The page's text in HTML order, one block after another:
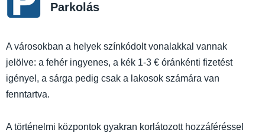
Parkolás
A városokban a helyek színkódolt vonalakkal vannak
jelölve: a fehér ingyenes, a kék 1-3 € óránkénti fizetést
igényel, a sárga pedig csak a lakosok számára van
fenntartva.
A történelmi központok gyakran korlátozott hozzáféréssel